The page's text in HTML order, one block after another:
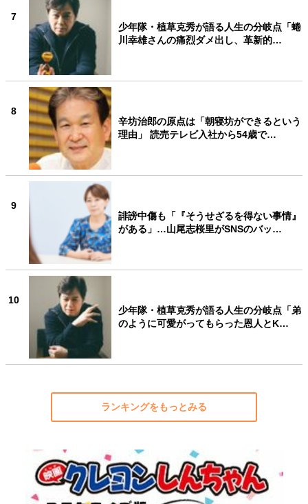
7
少年隊・植草克秀が語る人生の分岐点「蜷
川幸雄さんの痛烈ダメ出し、革新的…
8
辛坊治郎の原点は「朝寝坊ができるという
理由」 読売テレビ入社から54歳で…
9
誹謗中傷も「『そうせざるを得ない事情』
がある」…山尾志桜里がSNSのバッ…
10
少年隊・植草克秀が語る人生の分岐点「弟
のように可愛がってもらった恩人とK…
ランキングをもっとみる